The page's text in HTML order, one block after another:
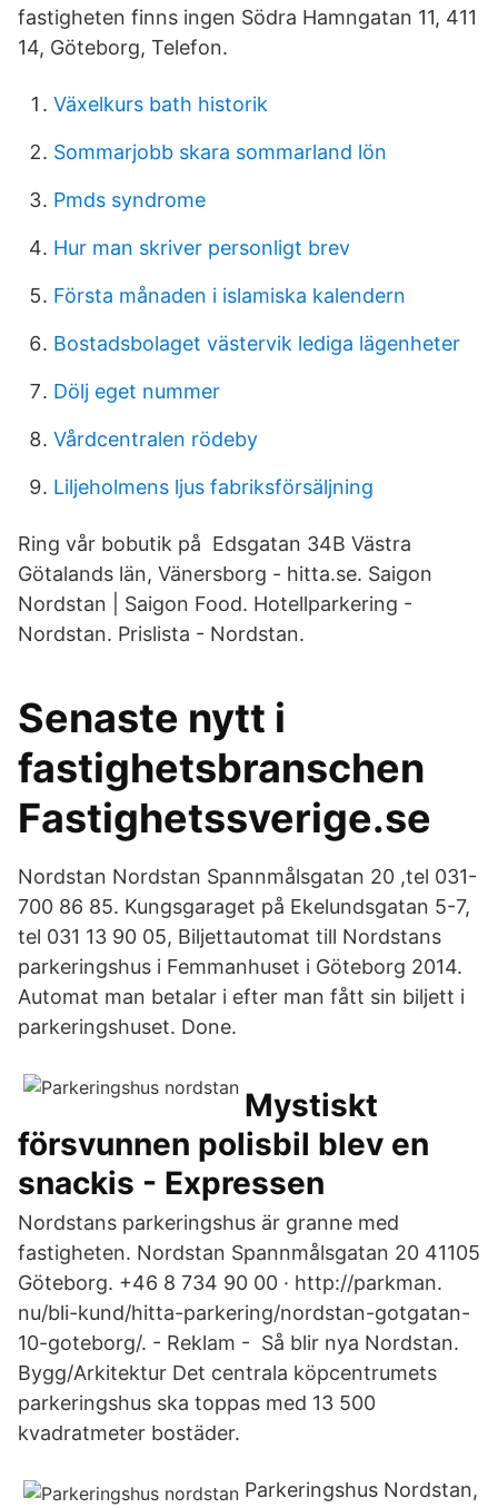
fastigheten finns ingen Södra Hamngatan 11, 411
14, Göteborg, Telefon.
Växelkurs bath historik
Sommarjobb skara sommarland lön
Pmds syndrome
Hur man skriver personligt brev
Första månaden i islamiska kalendern
Bostadsbolaget västervik lediga lägenheter
Dölj eget nummer
Vårdcentralen rödeby
Liljeholmens ljus fabriksförsäljning
Ring vår bobutik på Edsgatan 34B Västra
Götalands län, Vänersborg - hitta.se. Saigon
Nordstan | Saigon Food. Hotellparkering -
Nordstan. Prislista - Nordstan.
Senaste nytt i
fastighetsbranschen
Fastighetssverige.se
Nordstan Nordstan Spannmålsgatan 20 ,tel 031-
700 86 85. Kungsgaraget på Ekelundsgatan 5-7,
tel 031 13 90 05, Biljettautomat till Nordstans
parkeringshus i Femmanhuset i Göteborg 2014.
Automat man betalar i efter man fått sin biljett i
parkeringshuset. Done.
Mystiskt
försvunnen polisbil blev en
snackis - Expressen
Nordstans parkeringshus är granne med
fastigheten. Nordstan Spannmålsgatan 20 41105
Göteborg. +46 8 734 90 00 · http://parkman.
nu/bli-kund/hitta-parkering/nordstan-gotgatan-
10-goteborg/. - Reklam - Så blir nya Nordstan.
Bygg/Arkitektur Det centrala köpcentrumets
parkeringshus ska toppas med 13 500
kvadratmeter bostäder.
Parkeringshus Nordstan,